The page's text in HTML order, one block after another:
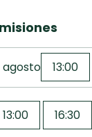
agosto 13:00
13:00 16:30